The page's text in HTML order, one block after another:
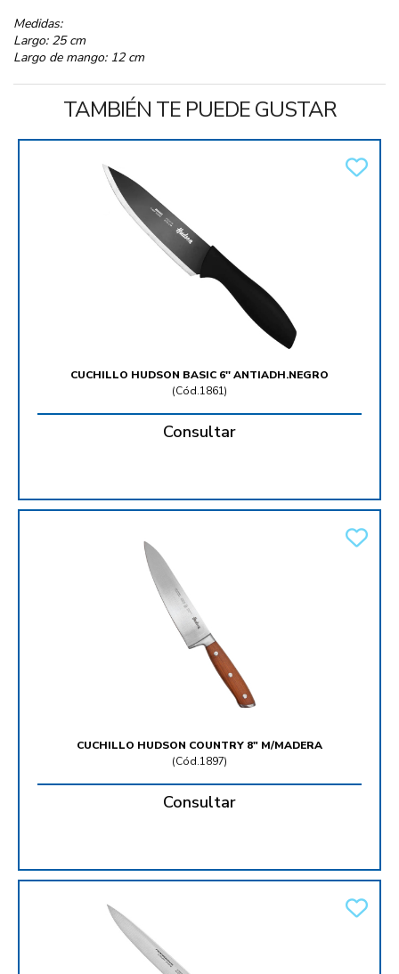
Medidas:
Largo: 25 cm
Largo de mango: 12 cm
TAMBIÉN TE PUEDE GUSTAR
CUCHILLO HUDSON BASIC 6'' ANTIADH.NEGRO
(Cód.1861)
Consultar
CUCHILLO HUDSON COUNTRY 8" M/MADERA
(Cód.1897)
Consultar